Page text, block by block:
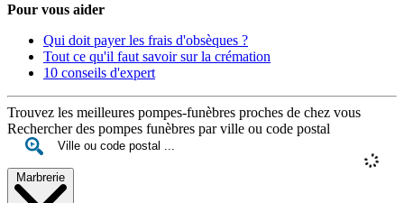
Pour vous aider
Qui doit payer les frais d'obsèques ?
Tout ce qu'il faut savoir sur la crémation
10 conseils d'expert
Trouvez les meilleures pompes-funèbres proches de chez vous
Rechercher des pompes funèbres par ville ou code postal
Marbrerie